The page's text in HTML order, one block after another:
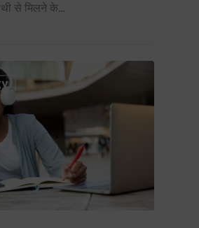
से मिलने के…